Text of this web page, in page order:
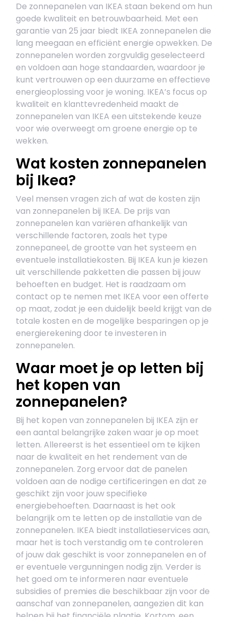
De zonnepanelen van IKEA staan bekend om hun
goede kwaliteit en betrouwbaarheid. Met een
garantie van 25 jaar biedt IKEA zonnepanelen die
lang meegaan en efficiënt energie opwekken. De
zonnepanelen worden zorgvuldig geselecteerd
en voldoen aan hoge standaarden, waardoor je
kunt vertrouwen op een duurzame en effectieve
energieoplossing voor je woning. IKEA’s focus op
kwaliteit en klanttevredenheid maakt de
zonnepanelen van IKEA een uitstekende keuze
voor wie overweegt om groene energie op te
wekken.
Wat kosten zonnepanelen
bij Ikea?
Veel mensen vragen zich af wat de kosten zijn
van zonnepanelen bij IKEA. De prijs van
zonnepanelen kan variëren afhankelijk van
verschillende factoren, zoals het type
zonnepaneel, de grootte van het systeem en
eventuele installatiekosten. Bij IKEA kun je kiezen
uit verschillende pakketten die passen bij jouw
behoeften en budget. Het is raadzaam om
contact op te nemen met IKEA voor een offerte
op maat, zodat je een duidelijk beeld krijgt van de
totale kosten en de mogelijke besparingen op je
energierekening door te investeren in
zonnepanelen.
Waar moet je op letten bij
het kopen van
zonnepanelen?
Bij het kopen van zonnepanelen bij IKEA zijn er
een aantal belangrijke zaken waar je op moet
letten. Allereerst is het essentieel om te kijken
naar de kwaliteit en het rendement van de
zonnepanelen. Zorg ervoor dat de panelen
voldoen aan de nodige certificeringen en dat ze
geschikt zijn voor jouw specifieke
energiebehoeften. Daarnaast is het ook
belangrijk om te letten op de installatie van de
zonnepanelen. IKEA biedt installatieservices aan,
maar het is toch verstandig om te controleren
of jouw dak geschikt is voor zonnepanelen en of
er eventuele vergunningen nodig zijn. Verder is
het goed om te informeren naar eventuele
subsidies of premies die beschikbaar zijn voor de
aanschaf van zonnepanelen, aangezien dit kan